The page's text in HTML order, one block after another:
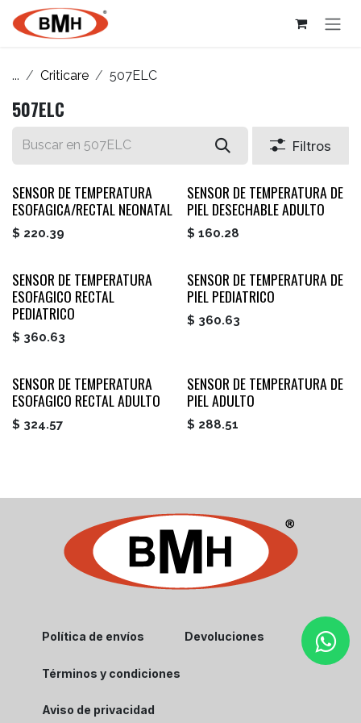
Ir al contenido
... Criticare 507ELC
507ELC
Filtros
SENSOR DE TEMPERATURA
ESOFAGICA/RECTAL NEONATAL
$ 220.39
SENSOR DE TEMPERATURA DE
PIEL DESECHABLE ADULTO
$ 160.28
SENSOR DE TEMPERATURA
ESOFAGICO RECTAL
PEDIATRICO
$ 360.63
SENSOR DE TEMPERATURA DE
PIEL PEDIATRICO
$ 360.63
SENSOR DE TEMPERATURA
ESOFAGICO RECTAL ADULTO
$ 324.57
SENSOR DE TEMPERATURA DE
PIEL ADULTO
$ 288.51
Política de envíos Devoluciones
Términos y condiciones
Aviso de privacidad